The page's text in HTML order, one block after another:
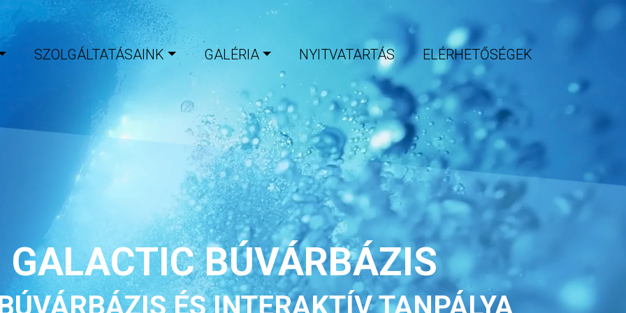
SZOLGÁLTATÁSAINK GALÉRIA NYITVATARTÁS ELÉRHETŐSÉGEK
GALACTIC BÚVÁRBÁZIS
ÉS INTERAKTÍV TANPÁLYA